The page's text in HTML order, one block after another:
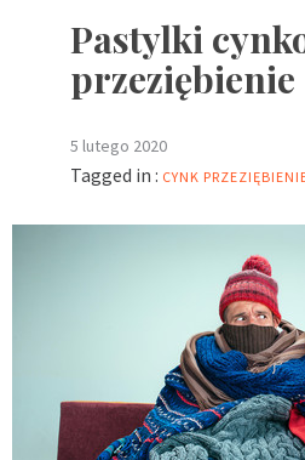
Pastylki
przeziębienie
5 lutego 2020
Tagged in : CYNK